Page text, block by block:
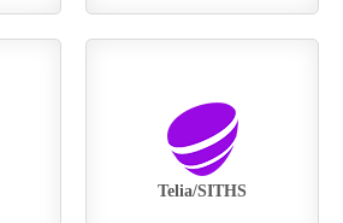
Telia/SITHS